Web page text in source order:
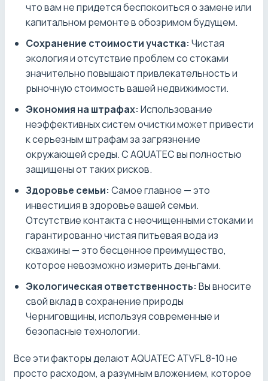
что вам не придется беспокоиться о замене или
капитальном ремонте в обозримом будущем.
Сохранение стоимости участка: Чистая
экология и отсутствие проблем со стоками
значительно повышают привлекательность и
рыночную стоимость вашей недвижимости.
Экономия на штрафах: Использование
неэффективных систем очистки может привести
к серьезным штрафам за загрязнение
окружающей среды. С AQUATEC вы полностью
защищены от таких рисков.
Здоровье семьи: Самое главное — это
инвестиция в здоровье вашей семьи.
Отсутствие контакта с неочищенными стоками и
гарантированно чистая питьевая вода из
скважины — это бесценное преимущество,
которое невозможно измерить деньгами.
Экологическая ответственность: Вы вносите
свой вклад в сохранение природы
Черниговщины, используя современные и
безопасные технологии.
Все эти факторы делают AQUATEC ATVFL 8-10 не
просто расходом, а разумным вложением, которое